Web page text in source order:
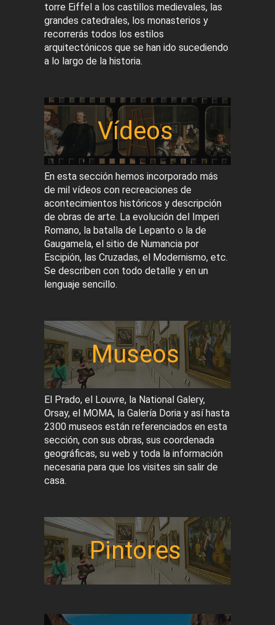
torre Eiffel a los castillos medievales, las
grandes catedrales, los monasterios y
recorrerás todos los estilos
arquitectónicos que se han ido sucediendo
a lo largo de la historia.
Vídeos
En esta sección hemos incorporado más
de mil vídeos con recreaciones de
acontecimientos históricos y descripción
de obras de arte. La evolución del Imperi
Romano, la batalla de Lepanto o la de
Gaugamela, el sitio de Numancia por
Escipión, las Cruzadas, el Modernismo, etc.
Se describen con todo detalle y en un
lenguaje sencillo.
Museos
El Prado, el Louvre, la National Galery,
Orsay, el MOMA, la Galería Doria y así hasta
2300 museos están referenciados en esta
sección, con sus obras, sus coordenada
geográficas, su web y toda la información
necesaria para que los visites sin salir de
casa.
Pintores